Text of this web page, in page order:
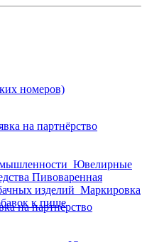
на партнёрство
Ювелирные
Пивоваренная
изделий Маркировка
к пище
номеров)
на партнёрство